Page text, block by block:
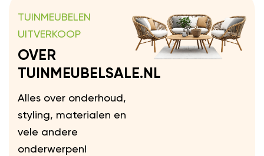
TUINMEUBELEN
UITVERKOOP
OVER
TUINMEUBELSALE.NL
Alles over onderhoud,
styling, materialen en
vele andere
onderwerpen!